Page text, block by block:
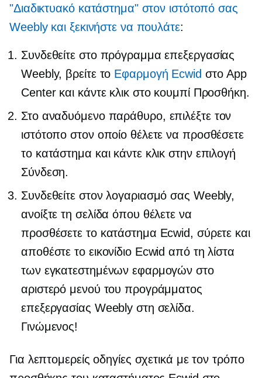
"Διαδικτυακό κατάστημα" στον ιστότοπό σας
Weebly και ξεκινήστε να πουλάτε:
Συνδεθείτε στο πρόγραμμα επεξεργασίας
Weebly, βρείτε το Εφαρμογή Ecwid στο App
Center και κάντε κλικ στο κουμπί Προσθήκη.
Στο αναδυόμενο παράθυρο, επιλέξτε τον
ιστότοπο στον οποίο θέλετε να προσθέσετε
το κατάστημα και κάντε κλικ στην επιλογή
Σύνδεση.
Συνδεθείτε στον λογαριασμό σας Weebly,
ανοίξτε τη σελίδα όπου θέλετε να
προσθέσετε το κατάστημα Ecwid, σύρετε και
αποθέστε το εικονίδιο Ecwid από τη λίστα
των εγκατεστημένων εφαρμογών στο
αριστερό μενού του προγράμματος
επεξεργασίας Weebly στη σελίδα.
Γινώμενος!
Για λεπτομερείς οδηγίες σχετικά με τον τρόπο